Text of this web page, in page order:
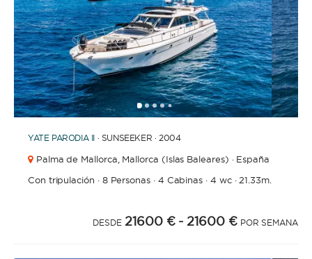
12345 678910111213
YATE PARODIA II · SUNSEEKER · 2004
Palma de Mallorca, Mallorca (Islas Baleares) · España
Con tripulación · 8 Personas· 4 Cabinas · 4 wc· 21.33m.
DESDE 21600 € - 21600 € POR SEMANA